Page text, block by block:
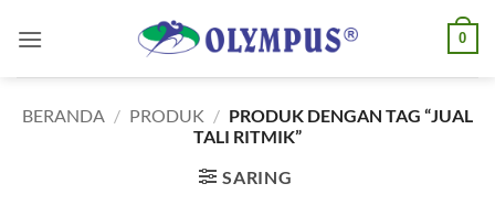
0
BERANDA / PRODUK / PRODUK DENGAN TAG “JUAL
TALI RITMIK”
SARING